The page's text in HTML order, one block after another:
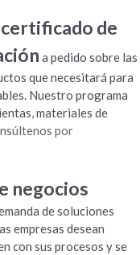
de
a pedido sobre las
que necesitará para
Nuestro programa
materiales de
por
negocios
de soluciones
empresas desean
con sus procesos y se